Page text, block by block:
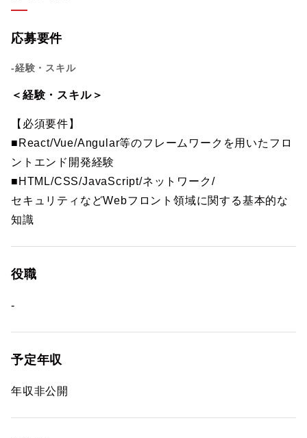
応募要件
-経験・スキル
＜経験・スキル＞
【必須要件】
■React/Vue/Angular等のフレームワークを用いたフロ
ントエンド開発経験
■HTML/CSS/JavaScript/ネットワーク/
セキュリティなどWebフロント領域に関する基本的な
知識
役職
-
予定年収
年収非公開